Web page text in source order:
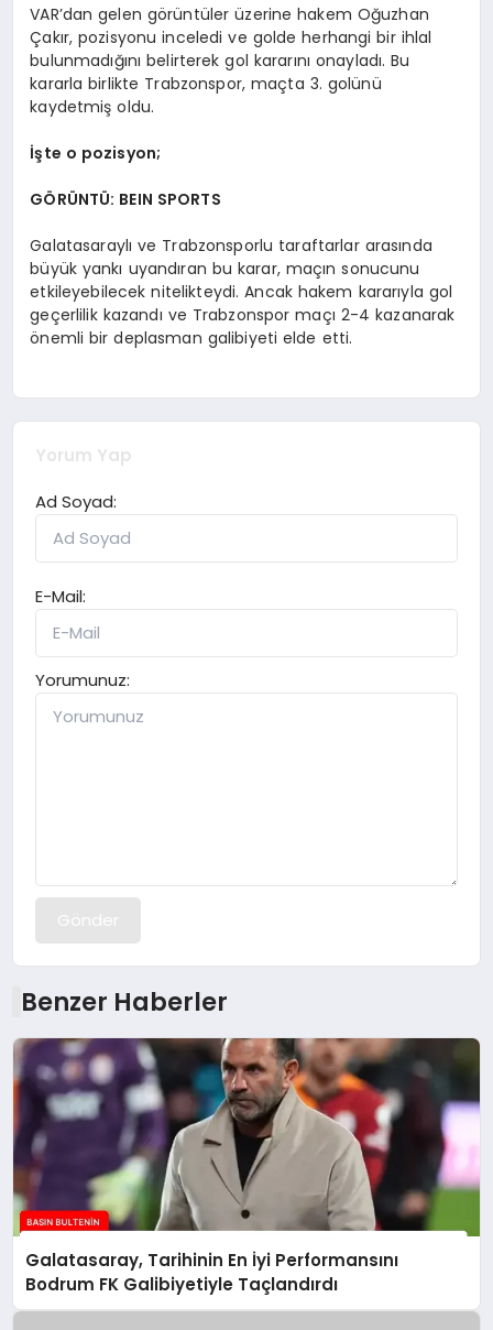
VAR’dan gelen görüntüler üzerine hakem Oğuzhan
Çakır, pozisyonu inceledi ve golde herhangi bir ihlal
bulunmadığını belirterek gol kararını onayladı. Bu
kararla birlikte Trabzonspor, maçta 3. golünü
kaydetmiş oldu.
İşte o pozisyon;
GÖRÜNTÜ: BEIN SPORTS
Galatasaraylı ve Trabzonsporlu taraftarlar arasında
büyük yankı uyandıran bu karar, maçın sonucunu
etkileyebilecek nitelikteydi. Ancak hakem kararıyla gol
geçerlilik kazandı ve Trabzonspor maçı 2-4 kazanarak
önemli bir deplasman galibiyeti elde etti.
Yorum Yap
Ad Soyad:
E-Mail:
Yorumunuz:
Gönder
Benzer Haberler
Galatasaray, Tarihinin En İyi Performansını
Bodrum FK Galibiyetiyle Taçlandırdı